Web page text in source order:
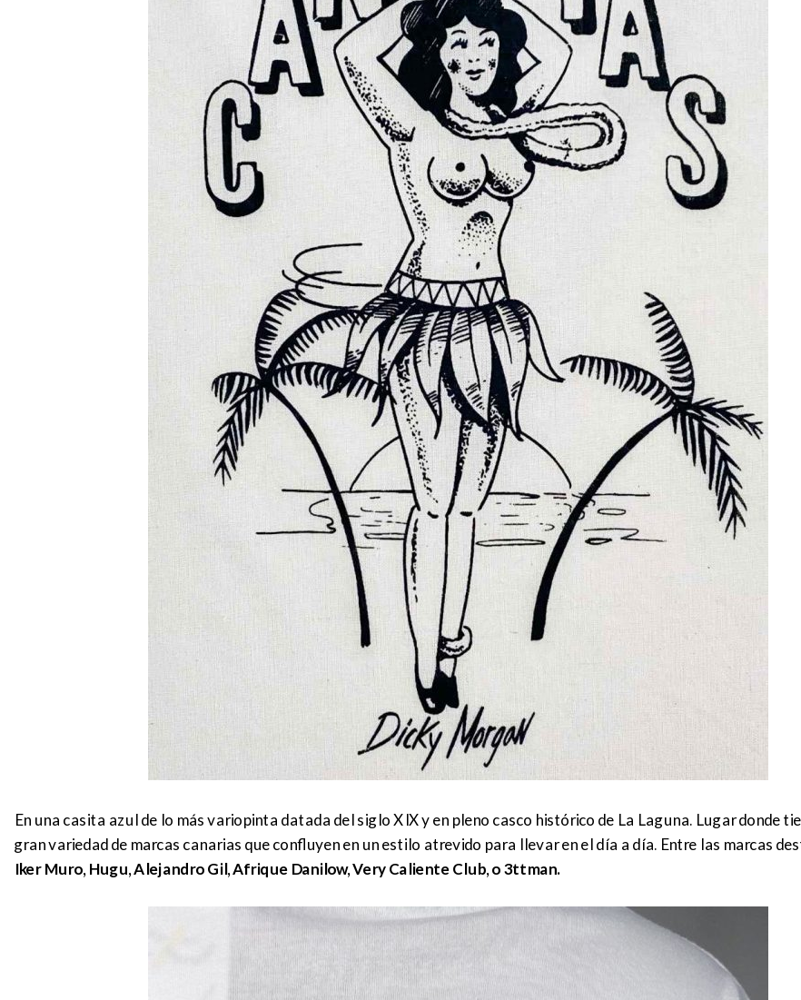
En una casita azul de lo más variopinta datada del siglo XIX y en pleno casco histórico de La Laguna. Lugar donde
gran variedad de marcas canarias que confluyen en un estilo atrevido para llevar en el día a día. Entre las marcas
Iker Muro, Hugu, Alejandro Gil, Afrique Danilow, Very Caliente Club, o 3ttman.